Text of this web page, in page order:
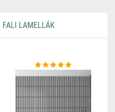
FALI LAMELLÁK